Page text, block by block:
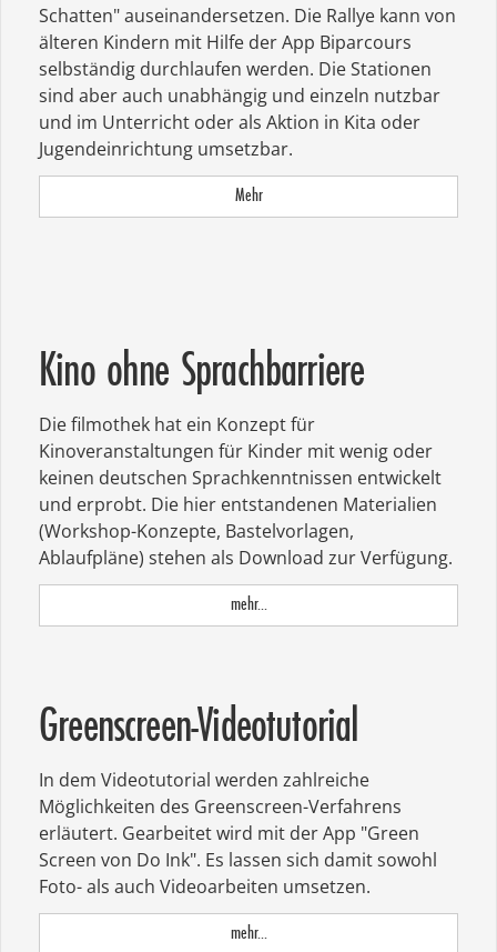
Schatten" auseinandersetzen. Die Rallye kann von
älteren Kindern mit Hilfe der App Biparcours
selbständig durchlaufen werden. Die Stationen
sind aber auch unabhängig und einzeln nutzbar
und im Unterricht oder als Aktion in Kita oder
Jugendeinrichtung umsetzbar.
Mehr
Kino ohne Sprachbarriere
Die filmothek hat ein Konzept für
Kinoveranstaltungen für Kinder mit wenig oder
keinen deutschen Sprachkenntnissen entwickelt
und erprobt. Die hier entstandenen Materialien
(Workshop-Konzepte, Bastelvorlagen,
Ablaufpläne) stehen als Download zur Verfügung.
mehr...
Greenscreen-Videotutorial
In dem Videotutorial werden zahlreiche
Möglichkeiten des Greenscreen-Verfahrens
erläutert. Gearbeitet wird mit der App "Green
Screen von Do Ink". Es lassen sich damit sowohl
Foto- als auch Videoarbeiten umsetzen.
mehr...